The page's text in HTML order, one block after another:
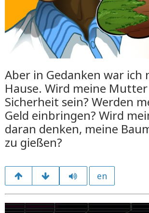
Aber in Gedanken war ich
Hause. Wird meine
Sicherheit sein? Werden
Geld einbringen? Wird
daran denken, meine
zu gießen?
en